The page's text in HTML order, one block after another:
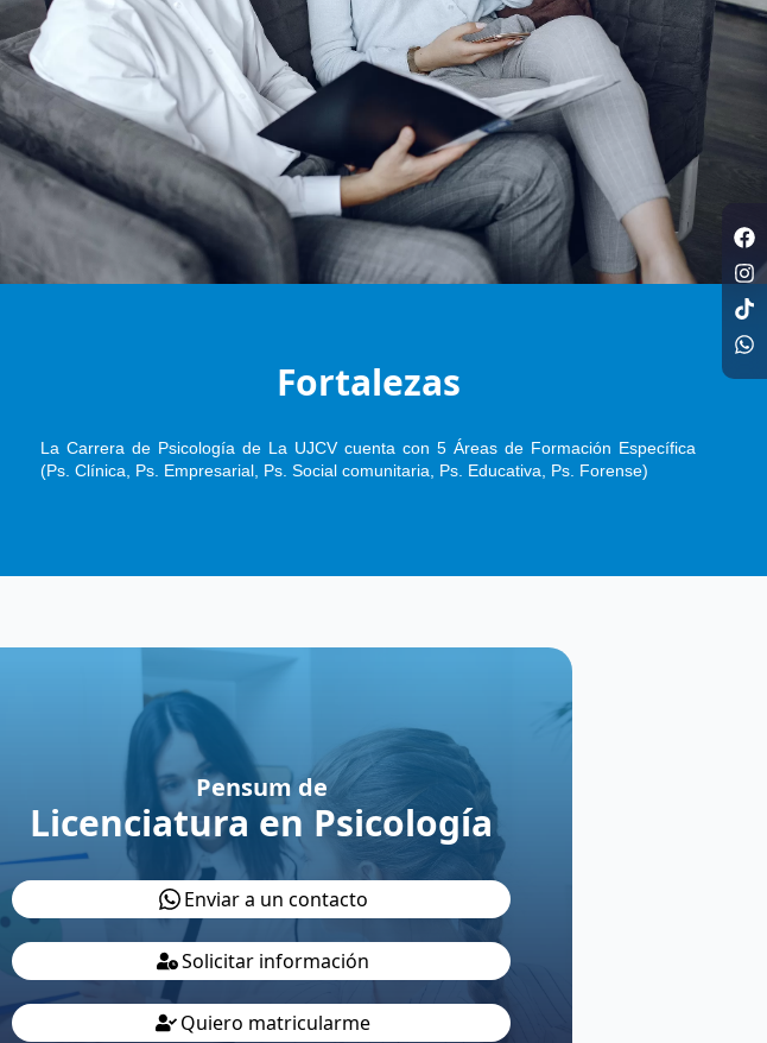
Fortalezas
La Carrera de Psicología de La UJCV cuenta con 5 Áreas de Formación Específica
(Ps. Clínica, Ps. Empresarial, Ps. Social comunitaria, Ps. Educativa, Ps. Forense)
Pensum de
Licenciatura en Psicología
Enviar a un contacto
Solicitar información
Quiero matricularme